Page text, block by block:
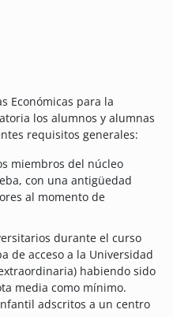
Económicas para la
los alumnos y alumnas
requisitos generales:
miembros del núcleo
con una antigüedad
al momento de
durante el curso
de acceso a la Universidad
habiendo sido
media como mínimo.
adscritos a un centro